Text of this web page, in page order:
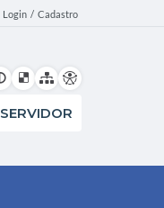
Login / Cadastro
SERVIDOR